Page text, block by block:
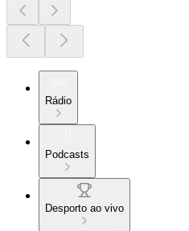
Rádio
Podcasts
Desporto ao vivo